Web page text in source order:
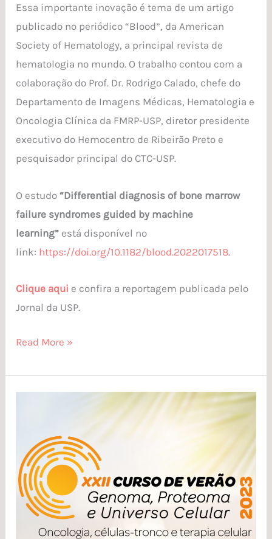
Essa importante inovação é tema de um artigo
publicado no periódico “Blood”, da American
Society of Hematology, a principal revista de
hematologia no mundo. O trabalho contou com a
colaboração do Prof. Dr. Rodrigo Calado, chefe do
Departamento de Imagens Médicas, Hematologia e
Oncologia Clínica da FMRP-USP, diretor presidente
executivo do Hemocentro de Ribeirão Preto e
pesquisador principal do CTC-USP.
O estudo“Differential diagnosis of bone marrow
failure syndromes guided by machine
learning” está disponível no
link: https://doi.org/10.1182/blood.2022017518.
Clique aqui e confira a reportagem publicada pelo
Jornal da USP.
Read More »
promove
XXII
Curso
Verão: